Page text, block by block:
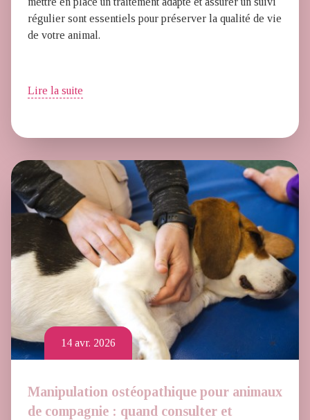
régulier sont essentiels pour préserver la qualité de vie
de votre animal.
Lire la suite
14 avr. 2026
Manipulation ostéopathique pour animaux
de compagnie : quand consulter et